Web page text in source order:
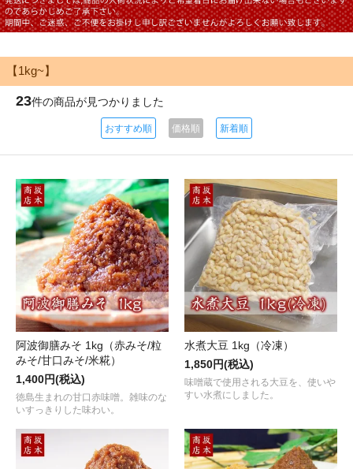
【1kg~】
23件の商品が見つかりました
おすすめ順 価格順 新着順
阿波御膳みそ 1kg（赤みそ/粒
みそ/甘口みそ/米糀）
1,400円(税込)
徳島生まれの甘口赤味噌。雑味のな
いすっきりした味わい。
水煮大豆 1kg（冷凍）
1,850円(税込)
味噌蔵で使用される大豆を、使いや
すい水煮にしました。